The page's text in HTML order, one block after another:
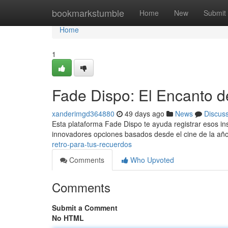
bookmarkstumble Home New Submit
Home
Home
1
Fade Dispo: El Encanto
xanderimgd364880 49 days ago News
Esta plataforma Fade Dispo te ayuda registrar esos
innovadores opciones basados desde el cine de la
retro-para-tus-recuerdos
Comments
Who Upvoted
Comments
Submit a Comment
No HTML